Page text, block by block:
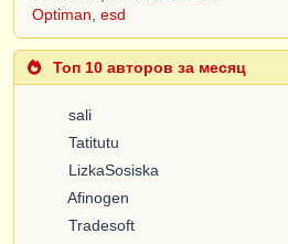
Optiman esd
Топ 10 авторов за месяц
sali
Tatitutu
LizkaSosiska
Afinogen
Tradesoft